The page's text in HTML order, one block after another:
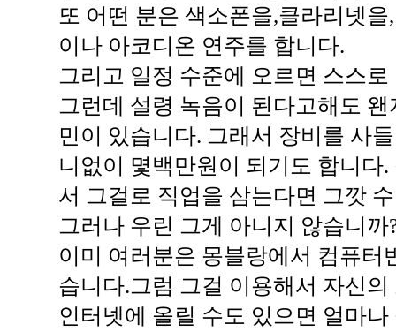
또 어떤 분은 색소폰을,클라리넷
이나 아코디온 연주를 합니다.
그리고 일정 수준에 오르면 스스
그런데 설령 녹음이 된다고해도
민이 있습니다. 그래서 장비를 사
니없이 몇백만원이 되기도 합니다
서 그걸로 직업을 삼는다면 그깟
그러나 우린 그게 아니지 않습니까
이미 여러분은 몽블랑에서 컴퓨
습니다.그럼 그걸 이용해서 자신
인터넷에 올릴 수도 있으면 얼마나